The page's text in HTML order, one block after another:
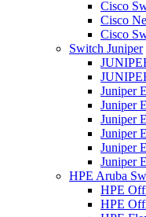
Cisco
Cisco
Cisco
Switch Juniper
Juniper
Juniper
Juniper
Juniper
Juniper
Juniper
HPE Aruba
HPE
HPE